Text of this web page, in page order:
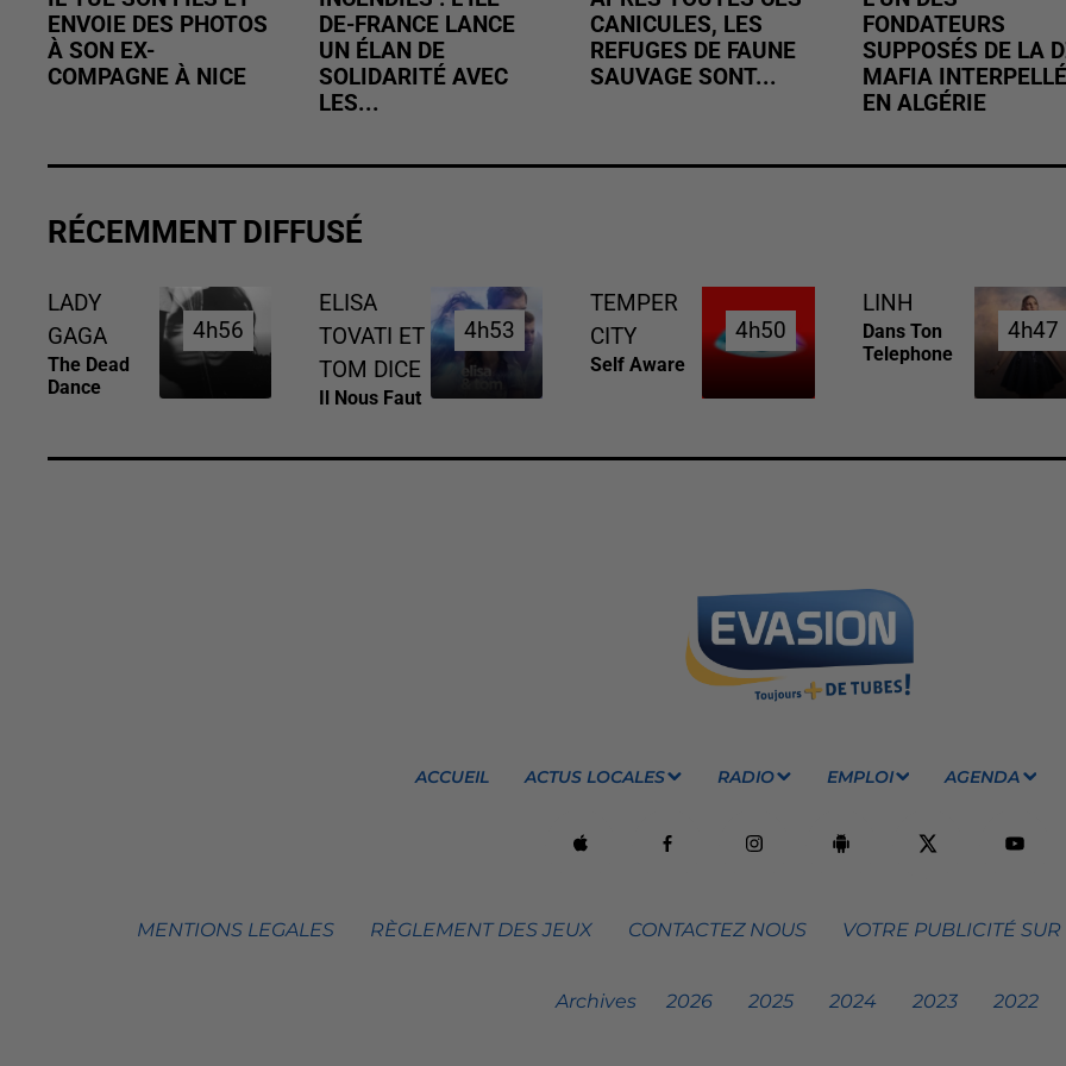
ENVOIE DES PHOTOS
À SON EX-
COMPAGNE À NICE
DE-FRANCE LANCE
UN ÉLAN DE
SOLIDARITÉ AVEC
LES...
CANICULES, LES
REFUGES DE FAUNE
SAUVAGE SONT...
FONDATEURS
SUPPOSÉS DE LA
MAFIA INTERPELLÉ
EN ALGÉRIE
RÉCEMMENT DIFFUSÉ
LADY
GAGA
The Dead
Dance
4h56
4h56
ELISA
TOVATI ET
TOM DICE
Il Nous Faut
4h53
4h53
TEMPER
CITY
Self Aware
4h50
4h50
LINH
Dans Ton
Telephone
4h47
4h47
ACCUEIL ACTUS LOCALES RADIO EMPLOI AGENDA
MENTIONS LEGALES RÈGLEMENT DES JEUX CONTACTEZ NOUS VOTRE PUBLICITÉ
Archives 2026 2025 2024 2023 2022